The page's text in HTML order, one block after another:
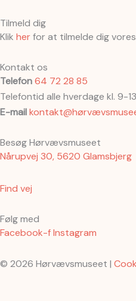
Tilmeld dig
Klik herfor at tilmelde dig
Kontakt os
Telefon64 72 28 85
Telefontid alle hverdage kl. 9-
E-mail
Besøg Hørvævsmuseet
Nårupvej 30, 5620 Glamsbjerg
Find vej
Følg med
Facebook-fInstagram
© 2026 Hørvævsmuseet |